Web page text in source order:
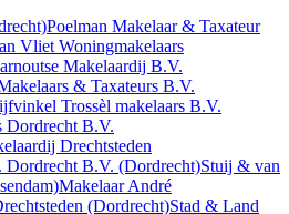
Poelman Makelaar & Taxateur
Vliet Woningmakelaars
Makelaardij B.V.
& Taxateurs B.V.
Trossèl makelaars B.V.
Dordrecht B.V.
Drechtsteden
Dordrecht B.V. (Dordrecht)Stuij & van
Makelaar André
(Dordrecht)Stad & Land